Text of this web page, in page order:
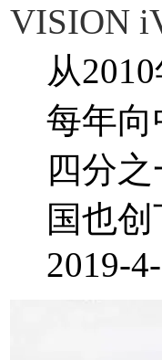
VISION
从
每年
四分
国也
2019-